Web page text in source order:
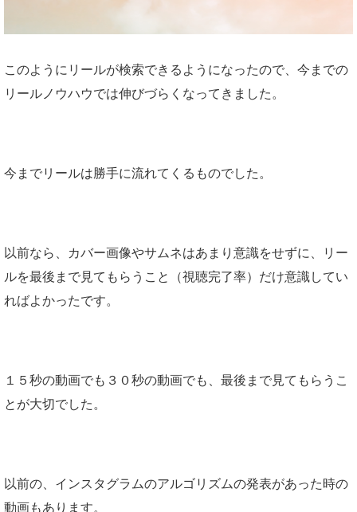
このようにリールが検索できるようになったので、今までの
リールノウハウでは伸びづらくなってきました。
今までリールは勝手に流れてくるものでした。
以前なら、カバー画像やサムネはあまり意識をせずに、リー
ルを最後まで見てもらうこと（視聴完了率）だけ意識してい
ればよかったです。
１５ 秒の動画でも３０秒の動画でも、最後まで見てもらうこ
とが大切でした。
以前の、インスタグラムのアルゴリズムの発表があった時の
動画もあります。